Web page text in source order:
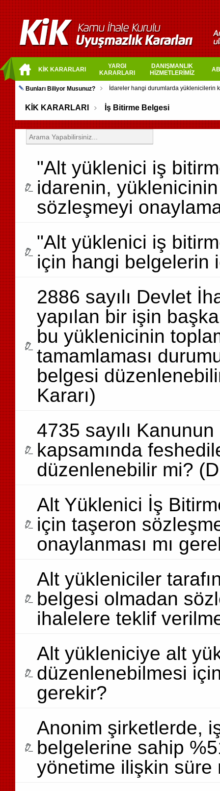
KİK KARARLARI
YARGI
KARARLARI
DANIŞMANLIK
HİZMETLERİMİZ
Bunları Biliyor Musunuz?
KİK KARARLARI İş Bitirme Belgesi
"Alt yüklenici iş
idarenin,
sözleşmeyi
"Alt yüklenici iş
için hangi belgelerin
2886 sayılı Devlet
yapılan bir işin
bu yüklenicinin
tamamlaması
belgesi
Kararı)
4735 sayılı
kapsamında
düzenlenebilir mi?
Alt Yüklenici İş
için taşeron
onaylanması mı
Alt yükleniciler
belgesi olmadan
ihalelere teklif
Alt yükleniciye alt
düzenlenebilmesi
gerekir?
Anonim şirketlerde,
belgelerine sahip
yönetime ilişkin süre